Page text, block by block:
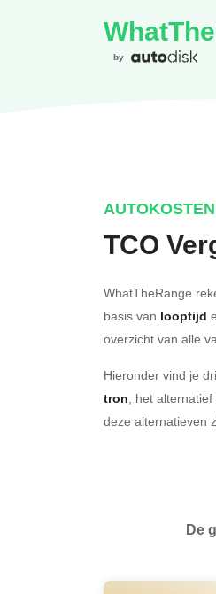
WhatThe
by
AUTOKOSTEN
TCO
WhatTheRange
basis van looptijd
overzicht van alle
Hieronder vind je
tron, het
deze alternatieven
De